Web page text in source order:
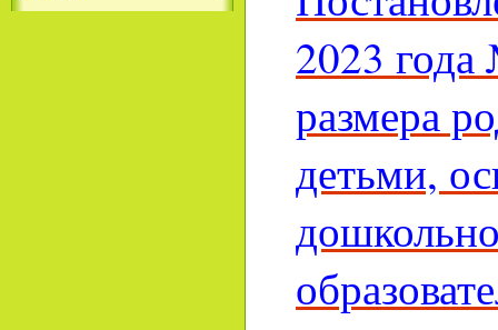
2023
размера
детьми,